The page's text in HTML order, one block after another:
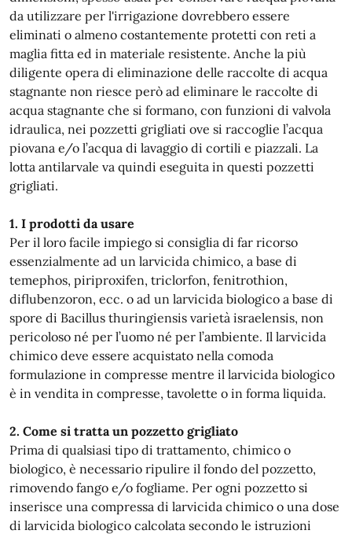
da utilizzare per l'irrigazione dovrebbero essere
eliminati o almeno costantemente protetti con reti a
maglia fitta ed in materiale resistente. Anche la più
diligente opera di eliminazione delle raccolte di acqua
stagnante non riesce però ad eliminare le raccolte di
acqua stagnante che si formano, con funzioni di valvola
idraulica, nei pozzetti grigliati ove si raccoglie l’acqua
piovana e/o l’acqua di lavaggio di cortili e piazzali. La
lotta antilarvale va quindi eseguita in questi pozzetti
grigliati.
1. I prodotti da usare
Per il loro facile impiego si consiglia di far ricorso
essenzialmente ad un larvicida chimico, a base di
temephos, piriproxifen, triclorfon, fenitrothion,
diflubenzoron, ecc. o ad un larvicida biologico a base di
spore di Bacillus thuringiensis varietà israelensis, non
pericoloso né per l’uomo né per l’ambiente. Il larvicida
chimico deve essere acquistato nella comoda
formulazione in compresse mentre il larvicida biologico
è in vendita in compresse, tavolette o in forma liquida.
2. Come si tratta un pozzetto grigliato
Prima di qualsiasi tipo di trattamento, chimico o
biologico, è necessario ripulire il fondo del pozzetto,
rimovendo fango e/o fogliame. Per ogni pozzetto si
inserisce una compressa di larvicida chimico o una dose
di larvicida biologico calcolata secondo le istruzioni